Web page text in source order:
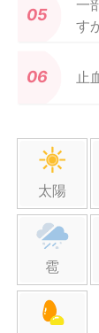
一
す
止
太陽
雹